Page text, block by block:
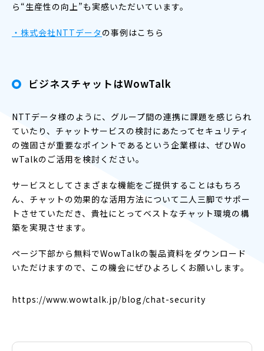
ら“生産性の向上”も実感いただいています。
・株式会社NTTデータ の事例はこちら
ビジネスチャットはWowTalk
NTTデータ様のように、グループ間の連携に課題を感じられ
ていたり、チャットサービスの検討にあたってセキュリティ
の強固さが重要なポイントであるという企業様は、ぜひWo
wTalkのご活用を検討ください。
サービスとしてさまざまな機能をご提供することはもちろ
ん、チャットの効果的な活用方法について二人三脚でサポー
トさせていただき、貴社にとってベストなチャット環境の構
築を実現させます。
ページ下部から無料でWowTalkの製品資料をダウンロード
いただけますので、この機会にぜひよろしくお願いします。
https://www.wowtalk.jp/blog/chat-security